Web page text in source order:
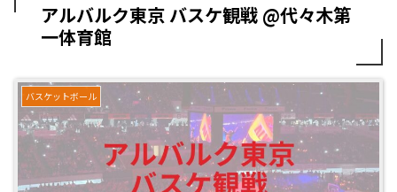
アルバルク東京 バスケ観戦 @代々木第
一体育館
バスケットボール